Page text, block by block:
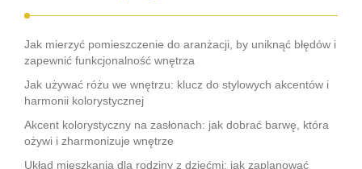
Jak mierzyć pomieszczenie do aranżacji, by uniknąć błędów i
zapewnić funkcjonalność wnętrza
Jak używać różu we wnętrzu: klucz do stylowych akcentów i
harmonii kolorystycznej
Akcent kolorystyczny na zasłonach: jak dobrać barwę, która
ożywi i zharmonizuje wnętrze
Układ mieszkania dla rodziny z dziećmi: jak zaplanować